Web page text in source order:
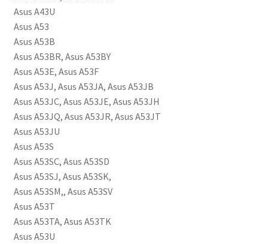
Asus A43U
Asus A53
Asus A53B
Asus A53BR, Asus A53BY
Asus A53E, Asus A53F
Asus A53J, Asus A53JA, Asus A53JB
Asus A53JC, Asus A53JE, Asus A53JH
Asus A53JQ, Asus A53JR, Asus A53JT
Asus A53JU
Asus A53S
Asus A53SC, Asus A53SD
Asus A53SJ, Asus A53SK,
Asus A53SM,, Asus A53SV
Asus A53T
Asus A53TA, Asus A53TK
Asus A53U